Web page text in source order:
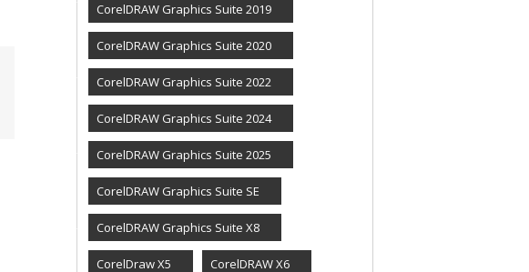
CorelDRAW Graphics Suite 2019
CorelDRAW Graphics Suite 2020
CorelDRAW Graphics Suite 2022
CorelDRAW Graphics Suite 2024
CorelDRAW Graphics Suite 2025
CorelDRAW Graphics Suite SE
CorelDRAW Graphics Suite X8
CorelDraw X5 CorelDRAW X6